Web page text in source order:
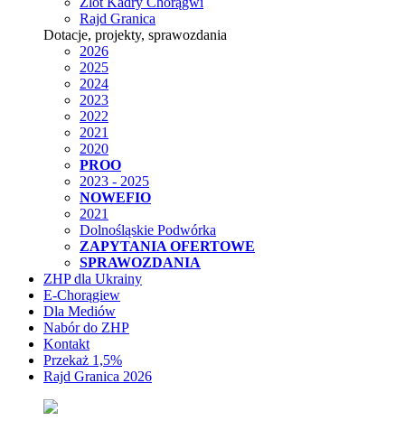
Rajd Granica
Dotacje, projekty, sprawozdania
2026
2025
2024
2023
2022
2021
2020
PROO
2023 - 2025
NOWEFIO
2021
Dolnośląskie Podwórka
ZAPYTANIA OFERTOWE
SPRAWOZDANIA
ZHP dla Ukrainy
E-Chorągiew
Dla Mediów
Nabór do ZHP
Kontakt
Przekaż 1,5%
Rajd Granica 2026